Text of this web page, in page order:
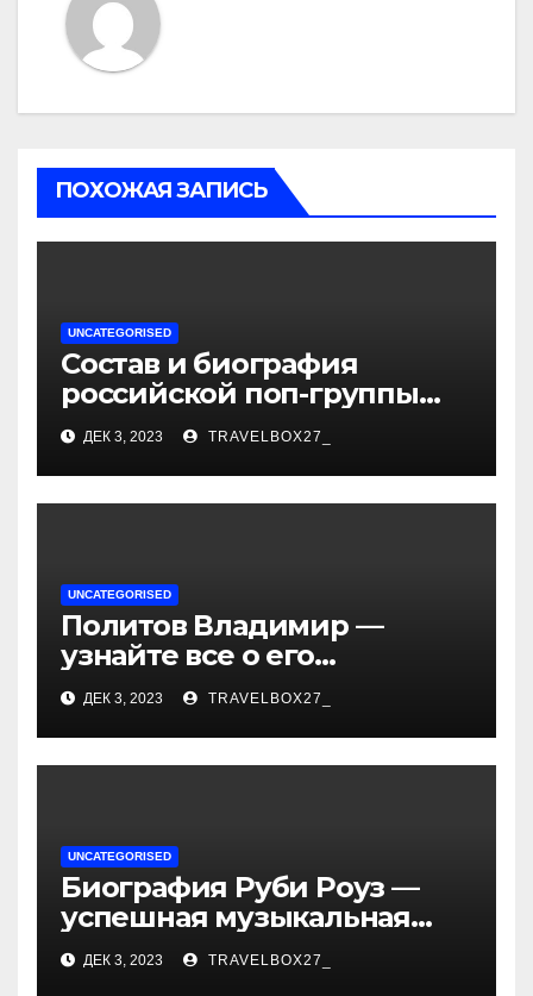
ПОХОЖАЯ ЗАПИСЬ
UNCATEGORISED
Состав и биография
российской поп-группы
«Иванушки интернешнл»
— история успеха, музыка
и судьбы участников
ДЕК 3, 2023 TRAVELBOX27_
UNCATEGORISED
Политов Владимир —
узнайте все о его
биографии, возрасте и
впечатляющих
достижениях!
ДЕК 3, 2023 TRAVELBOX27_
UNCATEGORISED
Биография Руби Роуз —
успешная музыкальная
карьера, личная жизнь и
знаковые достижения
ДЕК 3, 2023 TRAVELBOX27_